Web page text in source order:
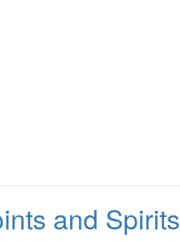
and Spirits